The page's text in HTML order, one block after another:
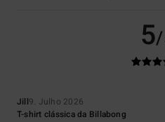
5
Jill9. Julho 2026
T-shirt clássica da Billabong